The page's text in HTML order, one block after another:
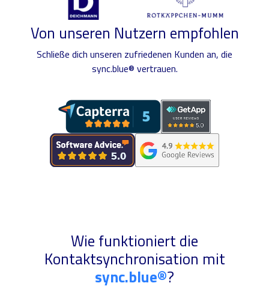
Von unseren Nutzern empfohlen
Schließe dich unseren zufriedenen Kunden an, die
sync.blue® vertrauen.
Wie funktioniert die
Kontaktsynchronisation mit
sync.blue®?